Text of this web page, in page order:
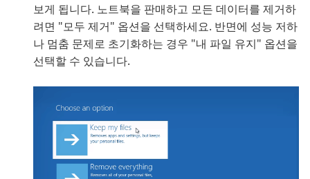
보게 됩니다. 노트북을 판매하고 모든 데이터를 제거하
려면 "모두 제거" 옵션을 선택하세요. 반면에 성능 저하
나 멈춤 문제로 초기화하는 경우 "내 파일 유지" 옵션을
선택할 수 있습니다.